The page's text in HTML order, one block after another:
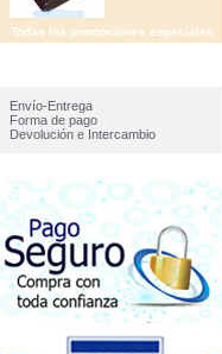
Todas los promociones especiales
Envío-Entrega
Forma de pago
Devolución e Intercambio